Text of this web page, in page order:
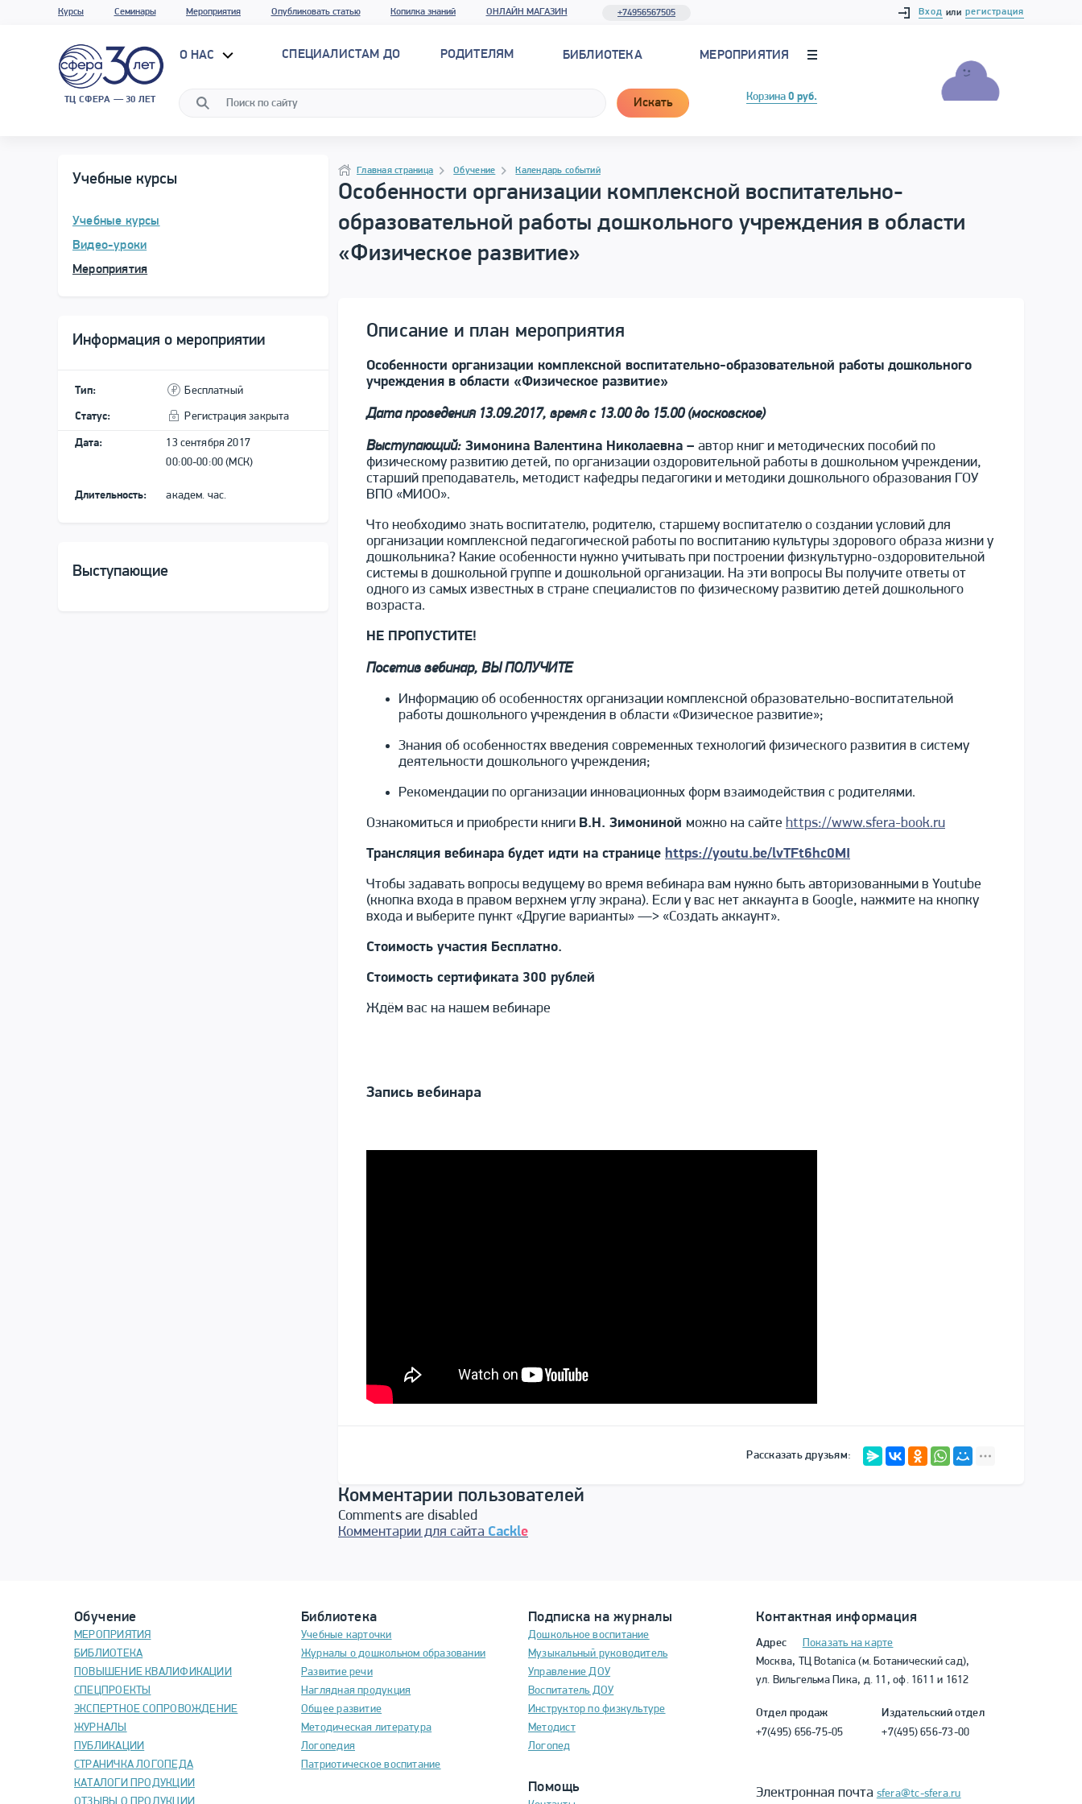
Курсы Семинары Мероприятия Опубликовать статью Копилка знаний ОНЛАЙН МАГАЗИН +74956567505 Вход или регистрация
ТЦ СФЕРА — 30 ЛЕТ
О НАС СПЕЦИАЛИСТАМ ДО РОДИТЕЛЯМ БИБЛИОТЕКА МЕРОПРИЯТИЯ
Искать Корзина 0 руб.
Учебные курсы
Учебные курсы
Видео-уроки
Мероприятия
Информация о мероприятии
Тип: Бесплатный
Статус: Регистрация закрыта
Дата:
13 сентября 2017
00:00-00:00 (МСК)
Длительность: академ. час.
Выступающие
НавигацияГлавная страница Обучение Календарь событий
Особенности организации комплексной воспитательно-
образовательной работы дошкольного учреждения в области
«Физическое развитие»
Описание и план мероприятия
Особенности организации комплексной воспитательно-образовательной работы дошкольного
учреждения в области «Физическое развитие»
Дата проведения 13.09.2017, время с 13.00 до 15.00 (московское)
Выступающий: Зимонина Валентина Николаевна – автор книг и методических пособий по
физическому развитию детей, по организации оздоровительной работы в дошкольном учреждении,
старший преподаватель, методист кафедры педагогики и методики дошкольного образования ГОУ
ВПО «МИОО».
Что необходимо знать воспитателю, родителю, старшему воспитателю о создании условий для
организации комплексной педагогической работы по воспитанию культуры здорового образа жизни у
дошкольника? Какие особенности нужно учитывать при построении физкультурно-оздоровительной
системы в дошкольной группе и дошкольной организации. На эти вопросы Вы получите ответы от
одного из самых известных в стране специалистов по физическому развитию детей дошкольного
возраста.
НЕ ПРОПУСТИТЕ!
Посетив вебинар, ВЫ ПОЛУЧИТЕ
Информацию об особенностях организации комплексной образовательно-воспитательной
работы дошкольного учреждения в области «Физическое развитие»;
Знания об особенностях введения современных технологий физического развития в систему
деятельности дошкольного учреждения;
Рекомендации по организации инновационных форм взаимодействия с родителями.
Ознакомиться и приобрести книги В.Н. Зимониной можно на сайте https://www.sfera-book.ru
Трансляция вебинара будет идти на странице https://youtu.be/lvTFt6hc0MI
Чтобы задавать вопросы ведущему во время вебинара вам нужно быть авторизованными в Youtube
(кнопка входа в правом верхнем углу экрана). Если у вас нет аккаунта в Google, нажмите на кнопку
входа и выберите пункт «Другие варианты» —> «Создать аккаунт».
Стоимость участия Бесплатно.
Стоимость сертификата 300 рублей
Ждём вас на нашем вебинаре
Запись вебинара
Рассказать друзьям:
Комментарии пользователей
Comments are disabled
Комментарии для сайта Cackle
Обучение
МЕРОПРИЯТИЯ
БИБЛИОТЕКА
ПОВЫШЕНИЕ КВАЛИФИКАЦИИ
СПЕЦПРОЕКТЫ
ЭКСПЕРТНОЕ СОПРОВОЖДЕНИЕ
ЖУРНАЛЫ
ПУБЛИКАЦИИ
СТРАНИЧКА ЛОГОПЕДА
КАТАЛОГИ ПРОДУКЦИИ
Библиотека
Учебные карточки
Журналы о дошкольном образовании
Развитие речи
Наглядная продукция
Общее развитие
Методическая литература
Логопедия
Патриотическое воспитание
Подписка на журналы
Дошкольное воспитание
Музыкальный руководитель
Управление ДОУ
Воспитатель ДОУ
Инструктор по физкультуре
Методист
Логопед
Помощь
Контактная информация
Адрес
Показать на карте
Москва, ТЦ Botanica (м. Ботанический сад),
ул. Вильгельма Пика, д. 11, оф. 1611 и 1612
Отдел продаж
+7(495) 656-75-05
Издательский отдел
+7(495) 656-73-00
Электронная почта sfera@tc-sfera.ru